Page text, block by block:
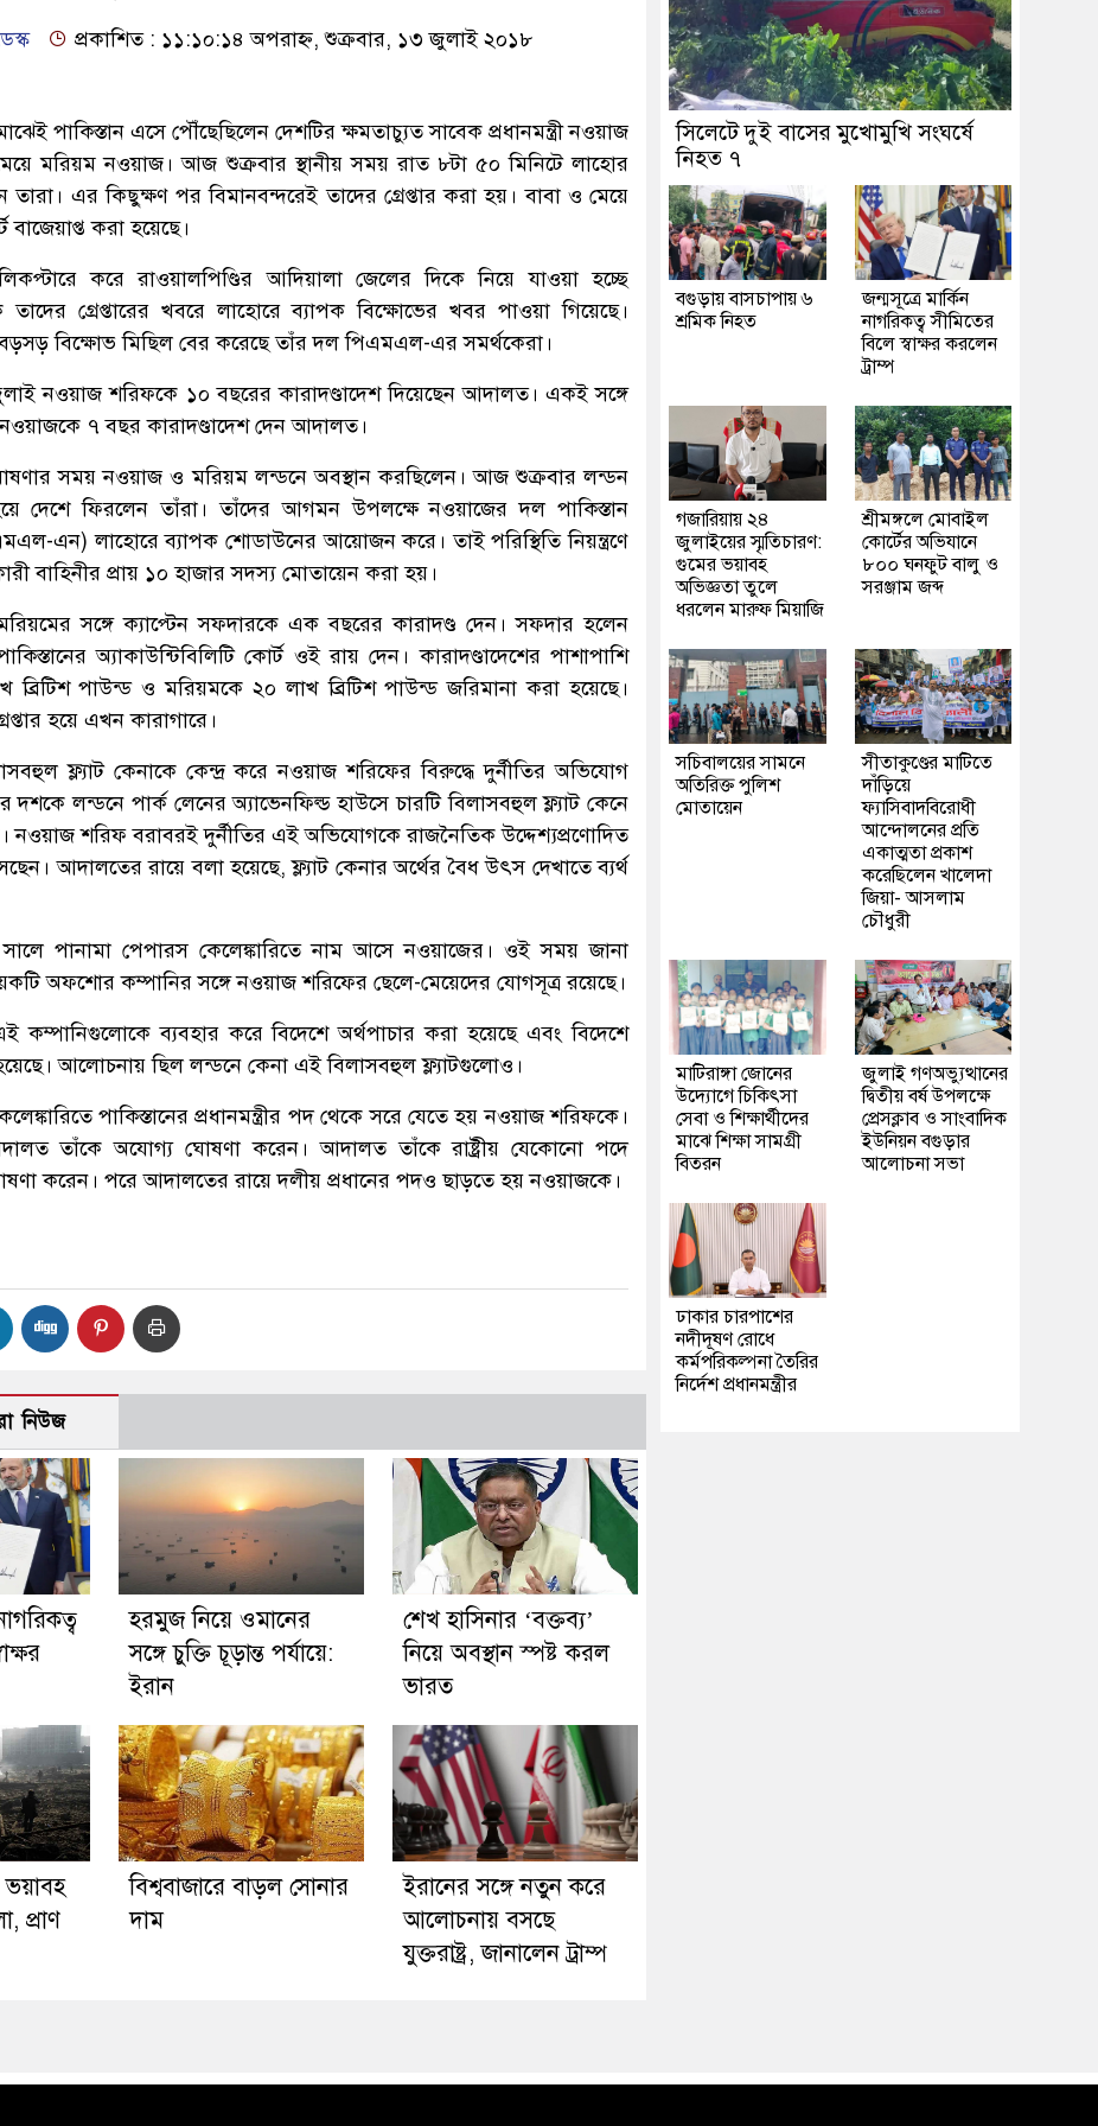
প্রকাশিত : ১১:১০:১৪ অপরাহ্ন, শুক্রবার, ১৩ জুলাই ২০১৮
পাকিস্তান এসে পৌঁছেছিলেন দেশটির ক্ষমতাচ্যুত সাবেক প্রধানমন্ত্রী নওয়াজ
মরিয়ম নওয়াজ। আজ শুক্রবার স্থানীয় সময় রাত ৮টা ৫০ মিনিটে লাহোর
তারা। এর কিছুক্ষণ পর বিমানবন্দরেই তাদের গ্রেপ্তার করা হয়। বাবা ও মেয়ে
করা হয়েছে।
করে রাওয়ালপিণ্ডির আদিয়ালা জেলের দিকে নিয়ে যাওয়া হচ্ছে
তাদের গ্রেপ্তারের খবরে লাহোরে ব্যাপক বিক্ষোভের খবর পাওয়া গিয়েছে।
বিক্ষোভ মিছিল বের করেছে তাঁর দল পিএমএল-এর সমর্থকেরা।
নওয়াজ শরিফকে ১০ বছরের কারাদণ্ডাদেশ দিয়েছেন আদালত। একই সঙ্গে
৭ বছর কারাদণ্ডাদেশ দেন আদালত।
সময় নওয়াজ ও মরিয়ম লন্ডনে অবস্থান করছিলেন। আজ শুক্রবার লন্ডন
দেশে ফিরলেন তাঁরা। তাঁদের আগমন উপলক্ষে নওয়াজের দল পাকিস্তান
এন) লাহোরে ব্যাপক শোডাউনের আয়োজন করে। তাই পরিস্থিতি নিয়ন্ত্রণে
বাহিনীর প্রায় ১০ হাজার সদস্য মোতায়েন করা হয়।
সঙ্গে ক্যাপ্টেন সফদারকে এক বছরের কারাদণ্ড দেন। সফদার হলেন
অ্যাকাউন্টিবিলিটি কোর্ট ওই রায় দেন। কারাদণ্ডাদেশের পাশাপাশি
পাউন্ড ও মরিয়মকে ২০ লাখ ব্রিটিশ পাউন্ড জরিমানা করা হয়েছে।
হয়ে এখন কারাগারে।
ফ্ল্যাট কেনাকে কেন্দ্র করে নওয়াজ শরিফের বিরুদ্ধে দুর্নীতির অভিযোগ
লন্ডনে পার্ক লেনের অ্যাভেনফিল্ড হাউসে চারটি বিলাসবহুল ফ্ল্যাট কেনে
নওয়াজ শরিফ বরাবরই দুর্নীতির এই অভিযোগকে রাজনৈতিক উদ্দেশ্যপ্রণোদিত
আদালতের রায়ে বলা হয়েছে, ফ্ল্যাট কেনার অর্থের বৈধ উৎস দেখাতে ব্যর্থ
পানামা পেপারস কেলেঙ্কারিতে নাম আসে নওয়াজের। ওই সময় জানা
অফশোর কম্পানির সঙ্গে নওয়াজ শরিফের ছেলে-মেয়েদের যোগসূত্র রয়েছে।
ব্যবহার করে বিদেশে অর্থপাচার করা হয়েছে এবং বিদেশে
আলোচনায় ছিল লন্ডনে কেনা এই বিলাসবহুল ফ্ল্যাটগুলোও।
পাকিস্তানের প্রধানমন্ত্রীর পদ থেকে সরে যেতে হয় নওয়াজ শরিফকে।
তাঁকে অযোগ্য ঘোষণা করেন। আদালত তাঁকে রাষ্ট্রীয় যেকোনো পদে
করেন। পরে আদালতের রায়ে দলীয় প্রধানের পদও ছাড়তে হয় নওয়াজকে।
নিউজ
হরমুজ নিয়ে ওমানের
সঙ্গে চুক্তি চূড়ান্ত পর্যায়ে:
ইরান
শেখ হাসিনার ‘বক্তব্য’
নিয়ে অবস্থান স্পষ্ট করল
ভারত
ভয়াবহ
প্রাণ
বিশ্ববাজারে বাড়ল সোনার
দাম
ইরানের সঙ্গে নতুন করে
আলোচনায় বসছে
যুক্তরাষ্ট্র, জানালেন ট্রাম্প
সিলেটে দুই বাসের মুখোমুখি সংঘর্ষে
নিহত ৭
বগুড়ায় বাসচাপায় ৬
শ্রমিক নিহত
জন্মসূত্রে মার্কিন
নাগরিকত্ব সীমিতের
বিলে স্বাক্ষর করলেন
ট্রাম্প
গজারিয়ায় ২৪
জুলাইয়ের স্মৃতিচারণ:
গুমের ভয়াবহ
অভিজ্ঞতা তুলে
ধরলেন মারুফ মিয়াজি
শ্রীমঙ্গলে মোবাইল
কোর্টের অভিযানে
৮০০ ঘনফুট বালু ও
সরঞ্জাম জব্দ
সচিবালয়ের সামনে
অতিরিক্ত পুলিশ
মোতায়েন
সীতাকুণ্ডের মাটিতে
দাঁড়িয়ে
ফ্যাসিবাদবিরোধী
আন্দোলনের প্রতি
একাত্মতা প্রকাশ
করেছিলেন খালেদা
জিয়া- আসলাম
চৌধুরী
মাটিরাঙ্গা জোনের
উদ্যোগে চিকিৎসা
সেবা ও শিক্ষার্থীদের
মাঝে শিক্ষা সামগ্রী
বিতরন
জুলাই গণঅভ্যুত্থানের
দ্বিতীয় বর্ষ উপলক্ষে
প্রেসক্লাব ও সাংবাদিক
ইউনিয়ন বগুড়ার
আলোচনা সভা
ঢাকার চারপাশের
নদীদূষণ রোধে
কর্মপরিকল্পনা তৈরির
নির্দেশ প্রধানমন্ত্রীর